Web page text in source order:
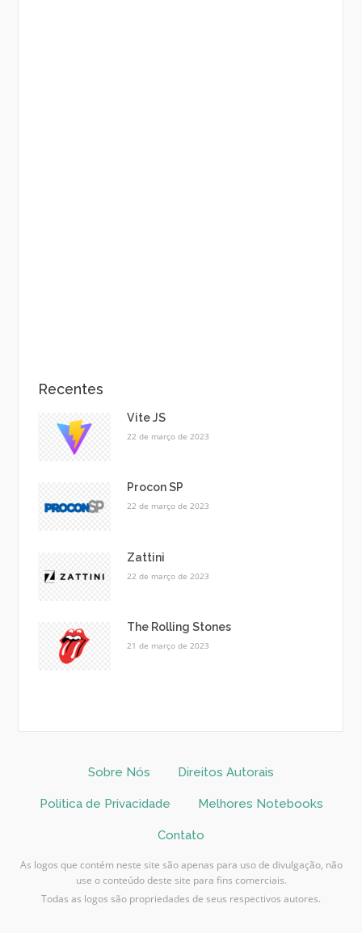
Recentes
Vite JS
22 de março de 2023
Procon SP
22 de março de 2023
Zattini
22 de março de 2023
The Rolling Stones
21 de março de 2023
Sobre Nós Direitos Autorais
Politica de Privacidade Melhores Notebooks
Contato
As logos que contém neste site são apenas para uso de divulgação, não
use o conteúdo deste site para fins comerciais.
Todas as logos são propriedades de seus respectivos autores.